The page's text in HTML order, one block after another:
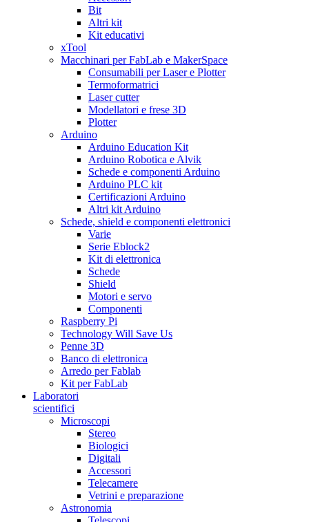
Bit
Altri kit
Kit educativi
xTool
Macchinari per FabLab e MakerSpace
Consumabili per Laser e Plotter
Termoformatrici
Laser cutter
Modellatori e frese 3D
Plotter
Arduino
Arduino Education Kit
Arduino Robotica e Alvik
Schede e componenti Arduino
Arduino PLC kit
Certificazioni Arduino
Altri kit Arduino
Schede, shield e componenti elettronici
Varie
Serie Eblock2
Kit di elettronica
Schede
Shield
Motori e servo
Componenti
Raspberry Pi
Technology Will Save Us
Penne 3D
Banco di elettronica
Arredo per Fablab
Kit per FabLab
Laboratori
scientifici
Microscopi
Stereo
Biologici
Digitali
Accessori
Telecamere
Vetrini e preparazione
Astronomia